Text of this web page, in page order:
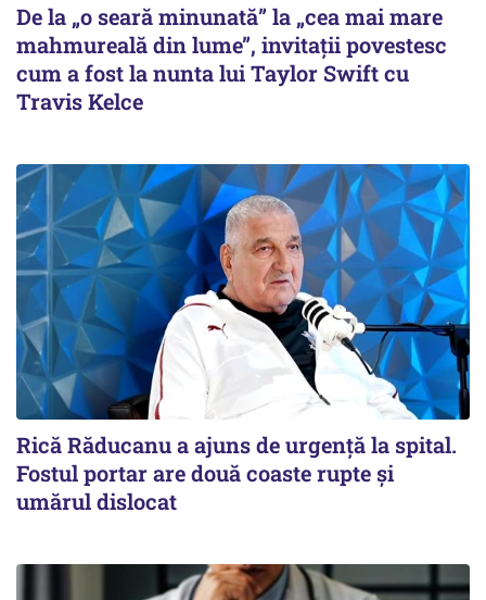
De la „o seară minunată” la „cea mai mare
mahmureală din lume”, invitații povestesc
cum a fost la nunta lui Taylor Swift cu
Travis Kelce
Rică Răducanu a ajuns de urgență la spital.
Fostul portar are două coaste rupte și
umărul dislocat